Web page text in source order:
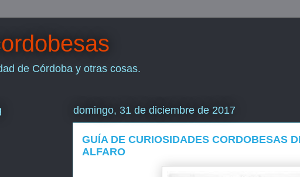
de Córdoba y otras cosas.
domingo, 31 de diciembre de 2017
GUÍA DE CURIOSIDADES CORDOBESAS
ALFARO